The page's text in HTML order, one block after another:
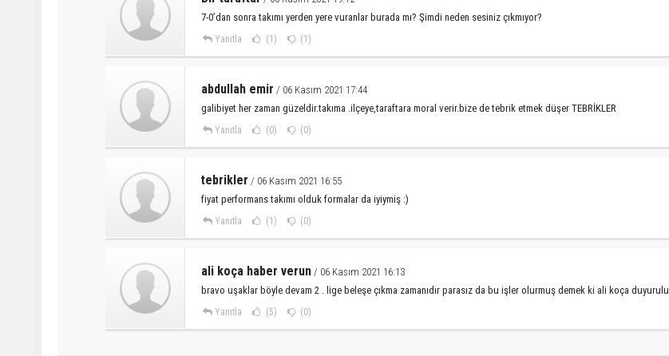
7-0’dan sonra takımı yerden yere vuranlar burada mı? Şimdi neden sesiniz çıkmıyor?
Yanıtla (1) (1)
abdullah emir / 06 Kasım 2021 17:44
galibiyet her zaman güzeldir.takıma .ilçeye,taraftara moral verir.bize de tebrik etmek düşer TEBRİKLER
Yanıtla (0) (0)
tebrikler / 06 Kasım 2021 16:55
fiyat performans takımı olduk formalar da iyiymiş :)
Yanıtla (1) (0)
ali koça haber verun / 06 Kasım 2021 16:13
bravo uşaklar böyle devam 2 . lige beleşe çıkma zamanıdır parasız da bu işler olurmuş demek ki ali koça
Yanıtla (5) (0)